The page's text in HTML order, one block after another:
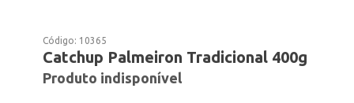
Código: 10365
Catchup Palmeiron Tradicional 400g
Produto indisponível